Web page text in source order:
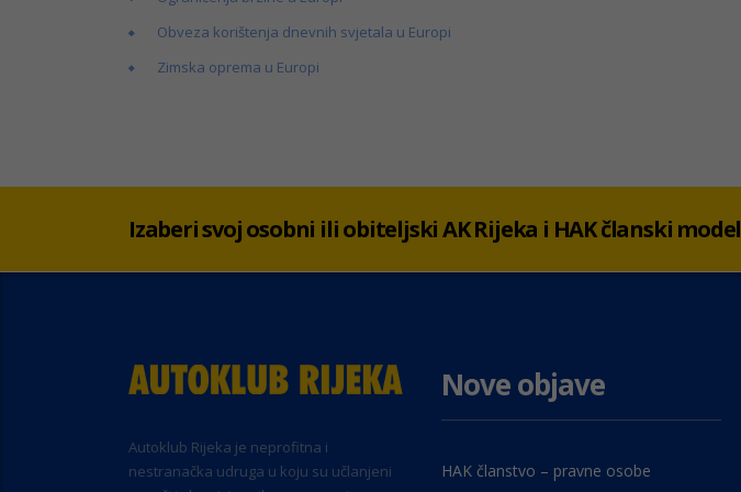
Obveza korištenja dnevnih svjetala u Europi
Zimska oprema u Europi
Izaberi svoj osobni ili obiteljski AK Rijeka i HAK članski model
Autoklub Rijeka je neprofitna i
nestranačka udruga u koju su učlanjeni
Nove objave
HAK članstvo – pravne osobe